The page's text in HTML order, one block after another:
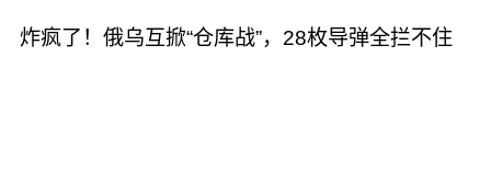
炸疯了！俄乌互掀“仓库战”，28枚导弹全拦不住